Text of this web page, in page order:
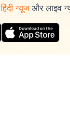
हिंदी न्यूज और लाइव